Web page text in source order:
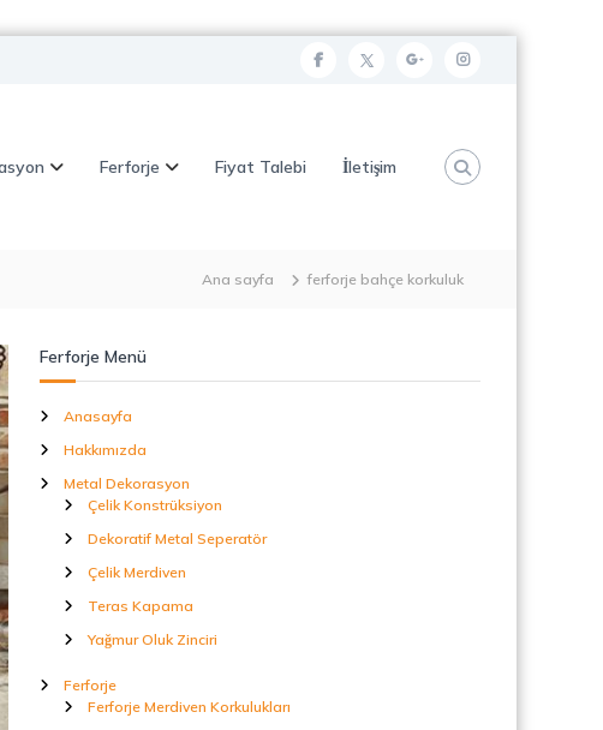
f
o
t
t
r
g
p
s
i
t
Ferforje Fiyat Talebi İletişim
Ana sayfa ferforje bahçe korkuluk
Ferforje Menü
Anasayfa
Hakkımızda
Metal Dekorasyon
Çelik Konstrüksiyon
Dekoratif Metal Seperatör
Çelik Merdiven
Teras Kapama
Yağmur Oluk Zinciri
Ferforje
Ferforje Merdiven Korkulukları